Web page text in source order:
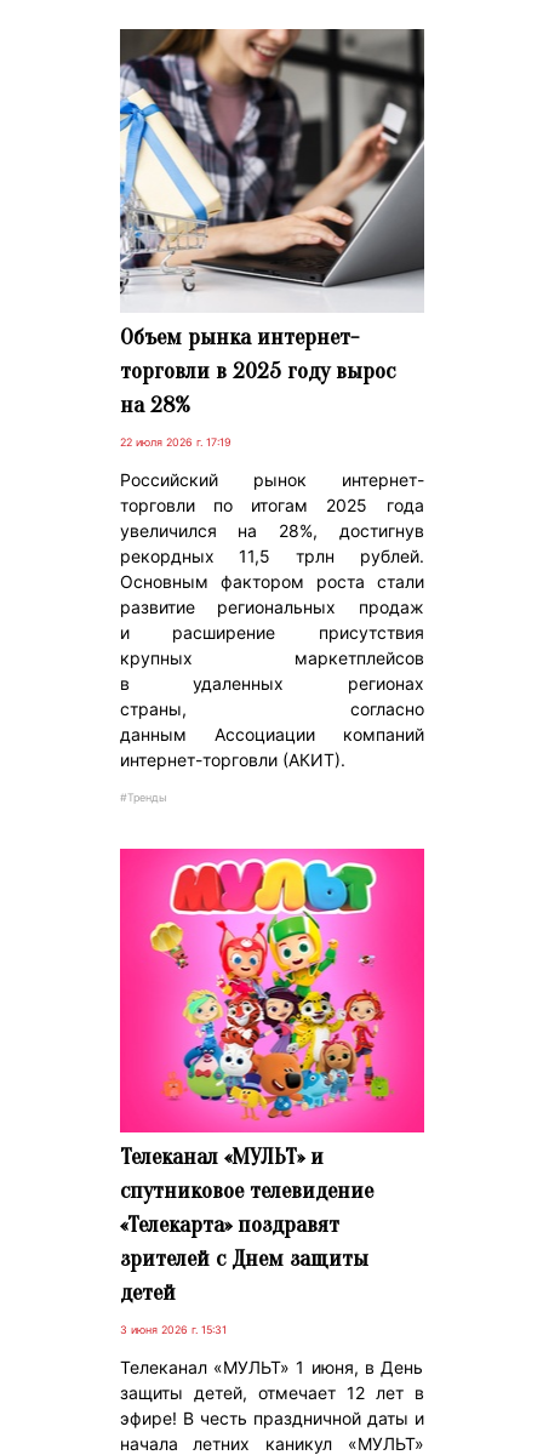
Объем рынка интернет-
торговли в 2025 году вырос
на 28%
22 июля 2026 г. 17:19
Российский рынок интернет-
торговли по итогам 2025 года
увеличился на 28%, достигнув
рекордных 11,5 трлн рублей.
Основным фактором роста стали
развитие региональных продаж
и расширение присутствия
крупных маркетплейсов
в удаленных регионах
страны, согласно
данным Ассоциации компаний
интернет-торговли (АКИТ).
#Тренды
Телеканал «МУЛЬТ» и
спутниковое телевидение
«Телекарта» поздравят
зрителей с Днем защиты
детей
3 июня 2026 г. 15:31
Телеканал «МУЛЬТ» 1 июня, в День
защиты детей, отмечает 12 лет в
эфире! В честь праздничной даты и
начала летних каникул «МУЛЬТ»